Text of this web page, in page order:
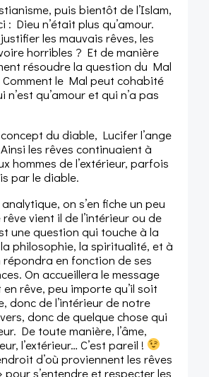
puis bientôt de l’Islam,
: Dieu n’était plus qu’amour.
les mauvais rêves, les
horribles ? Et de manière
résoudre la question du Mal
le Mal peut cohabité
n’est qu’amour et qui n’a pas
du diable, Lucifer l’ange
les rêves continuaient à
hommes de l’extérieur, parfois
par le diable.
on s’en fiche un peu
vient il de l’intérieur ou de
une question qui touche à la
philosophie, la spiritualité, et à
répondra en fonction de ses
On accueillera le message
rêve, peu importe qu’il soit
donc de l’intérieur de notre
donc de quelque chose qui
De toute manière, l’âme,
l’extérieur… C’est pareil !
d’où proviennent les rêves
pour s’entendre et respecter les